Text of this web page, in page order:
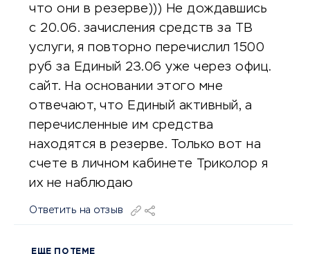
что они в резерве))) Не дождавшись
с 20.06. зачисления средств за ТВ
услуги, я повторно перечислил 1500
руб за Единый 23.06 уже через офиц.
сайт. На основании этого мне
отвечают, что Единый активный, а
перечисленные им средства
находятся в резерве. Только вот на
счете в личном кабинете Триколор я
их не наблюдаю
Ответить на отзыв
ЕЩЕ ПО ТЕМЕ